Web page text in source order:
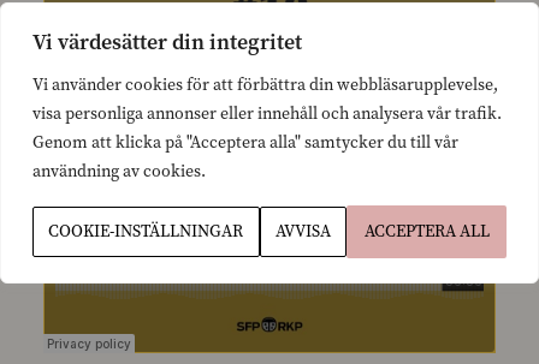
Vi värdesätter din integritet
Vi använder cookies för att förbättra din webbläsarupplevelse,
visa personliga annonser eller innehåll och analysera vår trafik.
Genom att klicka på "Acceptera alla" samtycker du till vår
användning av cookies.
COOKIE-INSTÄLLNINGAR AVVISA ACCEPTERA ALL